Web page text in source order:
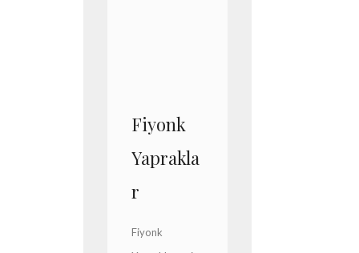
Fiyonk
Yaprakla
r
Fiyonk